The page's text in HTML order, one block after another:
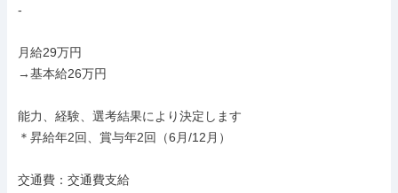
-
月給29万円
→基本給26万円
能力、経験、選考結果により決定します
＊昇給年2回、賞与年2回（6月/12月）
交通費：交通費支給